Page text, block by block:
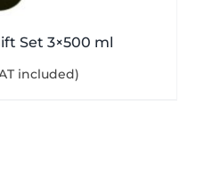
Set 3×500 ml
included)